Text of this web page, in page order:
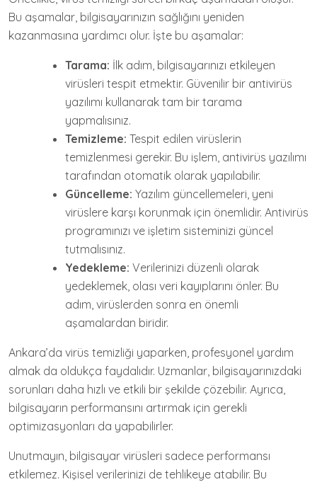
Bu aşamalar, bilgisayarınızın sağlığını yeniden
kazanmasına yardımcı olur. İşte bu aşamalar:
Tarama: İlk adım, bilgisayarınızı etkileyen
virüsleri tespit etmektir. Güvenilir bir antivirüs
yazılımı kullanarak tam bir tarama
yapmalısınız.
Temizleme: Tespit edilen virüslerin
temizlenmesi gerekir. Bu işlem, antivirüs yazılımı
tarafından otomatik olarak yapılabilir.
Güncelleme: Yazılım güncellemeleri, yeni
virüslere karşı korunmak için önemlidir. Antivirüs
programınızı ve işletim sisteminizi güncel
tutmalısınız.
Yedekleme: Verilerinizi düzenli olarak
yedeklemek, olası veri kayıplarını önler. Bu
adım, virüslerden sonra en önemli
aşamalardan biridir.
Ankara’da virüs temizliği yaparken, profesyonel yardım
almak da oldukça faydalıdır. Uzmanlar, bilgisayarınızdaki
sorunları daha hızlı ve etkili bir şekilde çözebilir. Ayrıca,
bilgisayarın performansını artırmak için gerekli
optimizasyonları da yapabilirler.
Unutmayın, bilgisayar virüsleri sadece performansı
etkilemez. Kişisel verilerinizi de tehlikeye atabilir. Bu